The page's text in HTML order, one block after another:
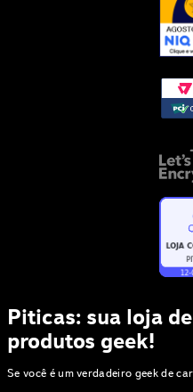
Piticas: sua loja
produtos geek!
Se você é um verdadeiro geek de